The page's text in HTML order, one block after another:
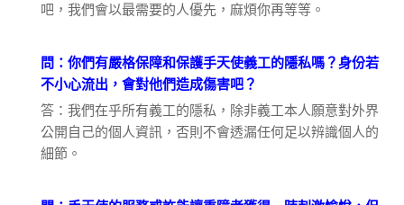
吧，我們會以最需要的人優先，麻煩你再等等。
問：你們有嚴格保障和保護手天使義工的隱私嗎？身份若
不小心流出，會對他們造成傷害吧？
答：我們在乎所有義工的隱私，除非義工本人願意對外界
公開自己的個人資訊，否則不會透漏任何足以辨識個人的
細節。